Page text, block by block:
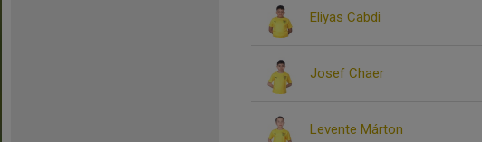
Eliyas Cabdi
Josef Chaer
Levente Márton